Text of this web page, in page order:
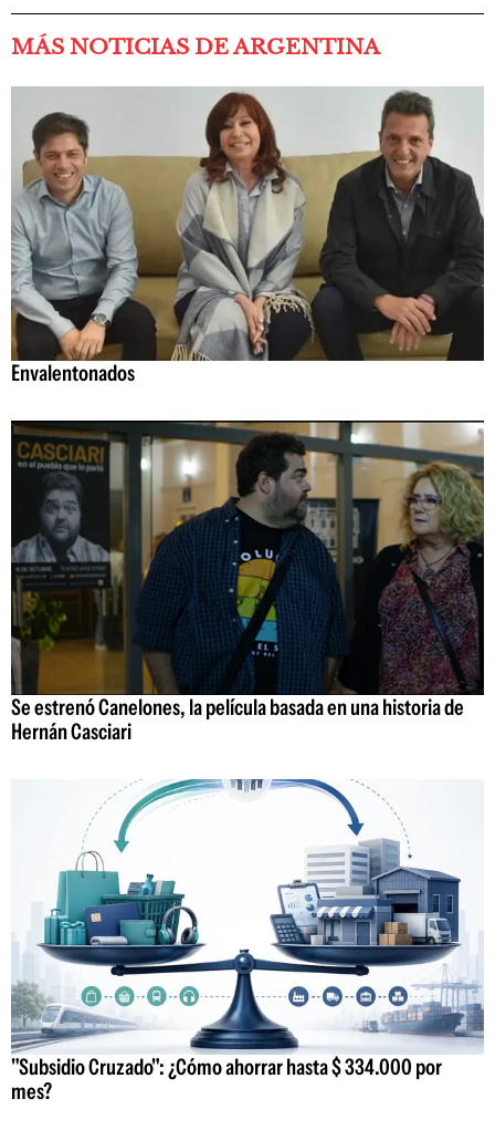
MÁS NOTICIAS DE ARGENTINA
Envalentonados
Se estrenó Canelones, la película basada en una historia de
Hernán Casciari
"Subsidio Cruzado": ¿Cómo ahorrar hasta $ 334.000 por
mes?